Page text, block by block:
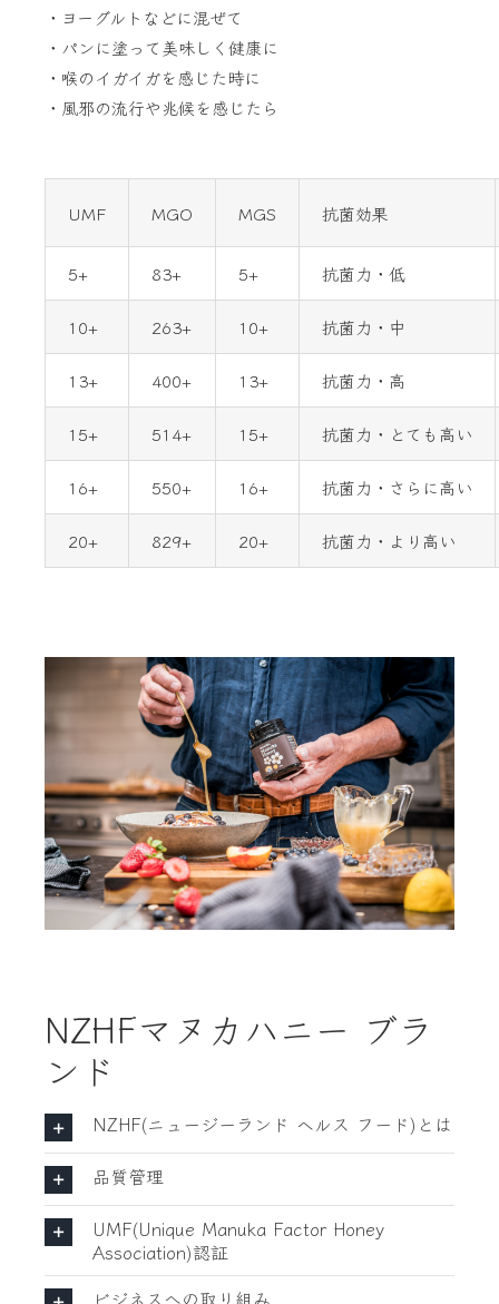
・ヨーグルトなどに混ぜて
・パンに塗って美味しく健康に
・喉のイガイガを感じた時に
・風邪の流行や兆候を感じたら
UMF MGO MGS 抗菌効果
5+ 83+ 5+ 抗菌力・低
10+ 263+ 10+ 抗菌力・中
13+ 400+ 13+ 抗菌力・高
15+ 514+ 15+ 抗菌力・とても高い
16+ 550+ 16+ 抗菌力・さらに高い
20+ 829+ 20+ 抗菌力・より高い
NZHFマヌカハニー ブラ
ンド
NZHF(ニュージーランド ヘルス フード)とは
品質管理
UMF(Unique Manuka Factor Honey
Association)認証
ビジネスへの取り組み